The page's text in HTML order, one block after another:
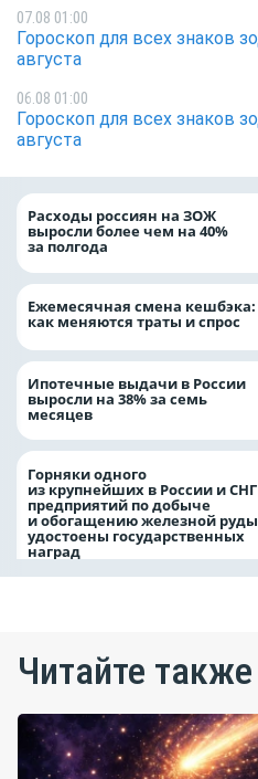
07.08 01:00
Гороскоп для всех знаков
августа
06.08 01:00
Гороскоп для всех знаков
августа
Расходы россиян на ЗОЖ
выросли более чем на 40%
за полгода
Ежемесячная смена кешбэка:
как меняются траты и спрос
Ипотечные выдачи в России
выросли на 38% за семь
месяцев
Горняки одного
из крупнейших в России и СНГ
предприятий по добыче
и обогащению железной руды
удостоены государственных
наград
Читайте также